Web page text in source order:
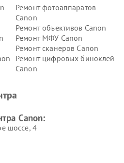
Ремонт фотоаппаратов
Canon
Ремонт объективов Canon
Ремонт МФУ Canon
Ремонт сканеров Canon
Ремонт цифровых биноклей
Canon
Canon:
шоссе, 4